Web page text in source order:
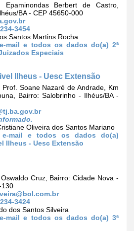
Epaminondas Berbert de Castro,
BA - CEP 45650-000
3454
Santos Martins Rocha
mail e todos os dados do(a) 2ª
Especiais
Ilheus - Uesc Extensão
Prof. Soane Nazaré de Andrade, Km
Bairro: Salobrinho - Ilhéus/BA -
Oliveira dos Santos Mariano
e-mail e todos os dados do(a)
Ilheus - Uesc Extensão
Cruz, Bairro: Cidade Nova -
130
3424
dos Santos Silveira
mail e todos os dados do(a) 3ª